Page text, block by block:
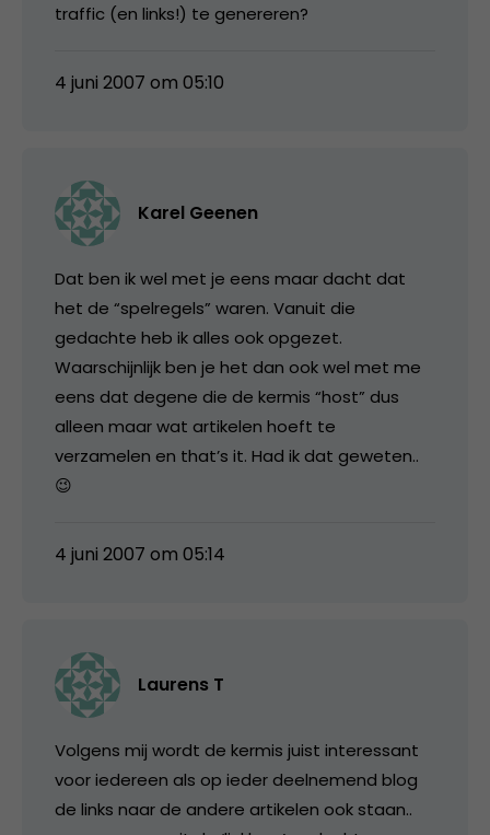
traffic (en links!) te genereren?
4 juni 2007 om 05:10
Karel Geenen
Dat ben ik wel met je eens maar dacht dat
het de “spelregels” waren. Vanuit die
gedachte heb ik alles ook opgezet.
Waarschijnlijk ben je het dan ook wel met me
eens dat degene die de kermis “host” dus
alleen maar wat artikelen hoeft te
verzamelen en that’s it. Had ik dat geweten..
😉
4 juni 2007 om 05:14
Laurens T
Volgens mij wordt de kermis juist interessant
voor iedereen als op ieder deelnemend blog
de links naar de andere artikelen ook staan..